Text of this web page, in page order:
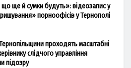
ще й сумки будуть»: відеозапис у
порноофісів у Тернополі
Тернопільщини проходять масштабні
слідчого управління
підозру